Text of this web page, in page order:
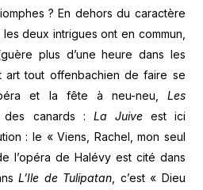
? En dehors du caractère
deux intrigues ont en commun,
plus d’une heure dans les
tout offenbachien de faire se
et la fête à neu-neu, Les
canards : La Juiveest ici
: le « Viens, Rachel, mon seul
l’opéra de Halévy est cité dans
L’Ile de Tulipatan , c’est « Dieu